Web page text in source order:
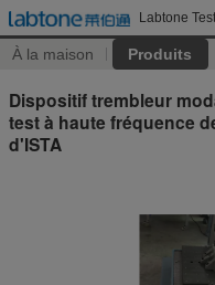
Labtone
À la maison Produits
Dispositif trembleur
test à haute fréquence
d'ISTA